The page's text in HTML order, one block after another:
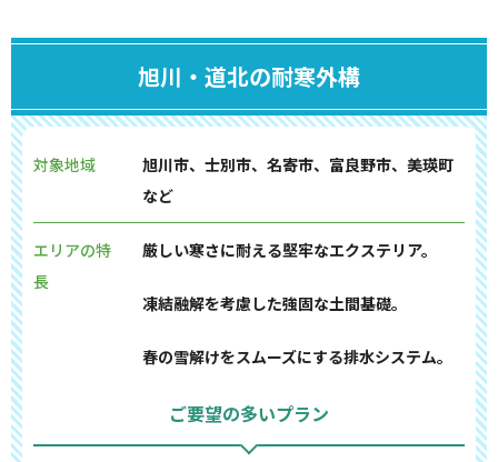
旭川・道北の耐寒外構
対象地域
旭川市、士別市、名寄市、富良野市、美瑛町
など
エリアの特
長
厳しい寒さに耐える堅牢なエクステリア。
凍結融解を考慮した強固な土間基礎。
春の雪解けをスムーズにする排水システム。
ご要望の多いプラン